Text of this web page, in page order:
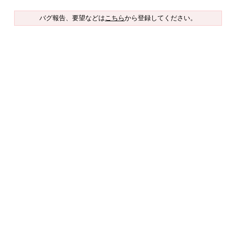
バグ報告、要望などはこちらから登録してください。